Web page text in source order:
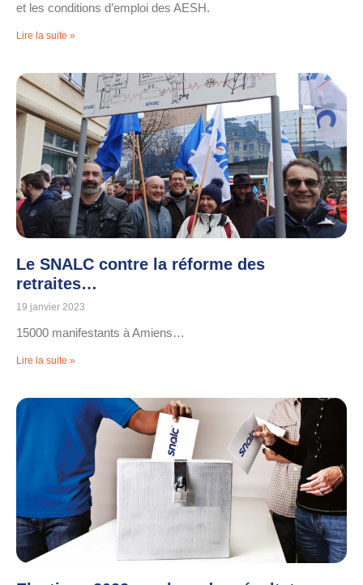
et les conditions d’emploi des AESH.
Lire la suite »
Le SNALC contre la réforme des
retraites…
19 janvier 2023
15000 manifestants à Amiens…
Lire la suite »